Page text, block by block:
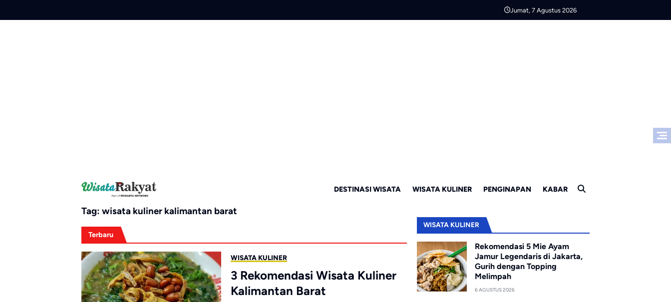
Jumat, 7 Agustus 2026
DESTINASI WISATA WISATA KULINER PENGINAPAN KABAR
Tag: wisata kuliner kalimantan barat
Terbaru
WISATA KULINER
3 Rekomendasi Wisata Kuliner
Kalimantan Barat
WISATA KULINER
Rekomendasi 5 Mie Ayam
Jamur Legendaris di Jakarta,
Gurih dengan Topping
Melimpah
6 AGUSTUS 2026